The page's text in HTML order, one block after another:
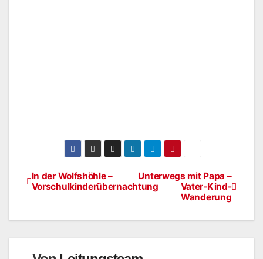
Unterwegs mit Papa –
Vater-Kind-
Wanderung
In der Wolfshöhle –
Vorschulkinderübernachtung